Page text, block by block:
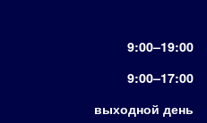
9:00–19:00
9:00–17:00
выходной день